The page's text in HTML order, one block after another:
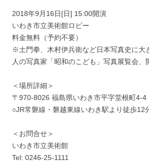
2018年9月16日[日] 15:00開演
いわき市立美術館ロビー
料金無料（予約不要）
※土門拳、木村伊兵衛など日本写真史に大
人の写真家「昭和のこども」写真展覧会、
＜場所詳細＞
〒970-8026 福島県いわき市平字堂根町4-4
○JR常磐線・磐越東線いわき駅より徒歩12
＜お問合せ＞
いわき市立美術館
Tel: 0246-25-1111